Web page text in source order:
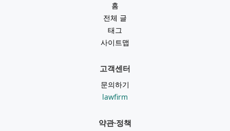
홈
전체 글
태그
사이트맵
고객센터
문의하기
lawfirm
약관·정책